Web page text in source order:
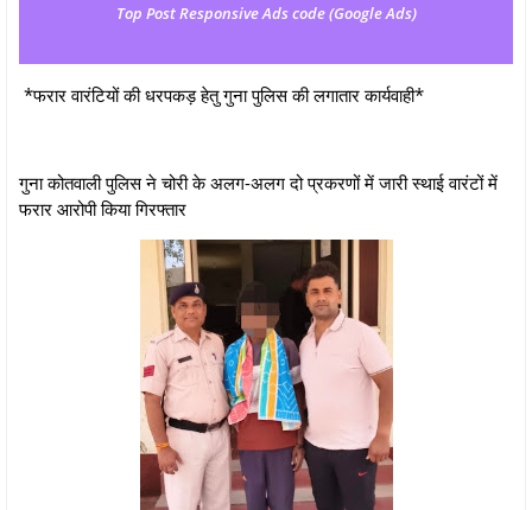
Top Post Responsive Ads code (Google Ads)
*फरार वारंटियों की धरपकड़ हेतु गुना पुलिस की लगातार कार्यवाही*
गुना कोतवाली पुलिस ने चोरी के अलग-अलग दो प्रकरणों में जारी स्थाई वारंटों में
फरार आरोपी किया गिरफ्तार